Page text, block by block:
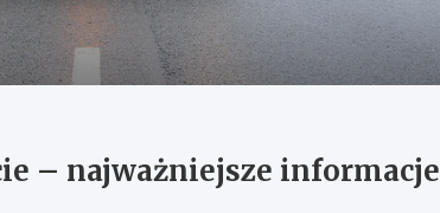
– najważniejsze informacje